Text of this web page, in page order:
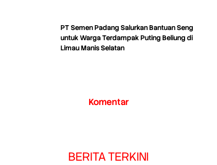
PT Semen Padang Salurkan Bantuan Seng
untuk Warga Terdampak Puting Beliung di
Limau Manis Selatan
Komentar
BERITA TERKINI